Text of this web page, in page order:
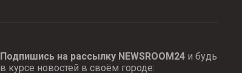
Подпишись на рассылку NEWSROOM24и будь
в курсе новостей в своём городе: